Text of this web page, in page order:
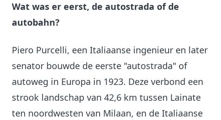
Wat was er eerst, de autostrada of de
autobahn?
Piero Purcelli, een Italiaanse ingenieur en later
senator bouwde de eerste "autostrada" of
autoweg in Europa in 1923. Deze verbond een
strook landschap van 42,6 km tussen Lainate
ten noordwesten van Milaan, en de Italiaanse